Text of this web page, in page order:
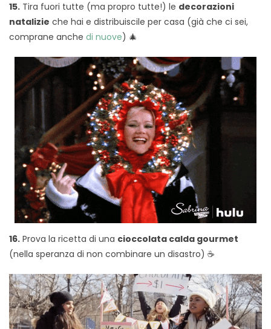
15. Tira fuori tutte (ma propro tutte!) le decorazioni
natalizie che hai e distribuiscile per casa (già che ci sei,
comprane anche di nuove) 🎄
16. Prova la ricetta di una cioccolata calda gourmet
(nella speranza di non combinare un disastro) ☕